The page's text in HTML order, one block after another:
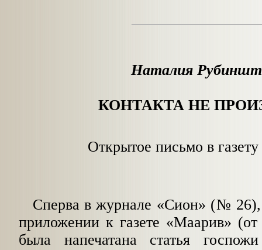
Наталия
КОНТАКТА НЕ
Открытое письмо в
Сперва в журнале «Сион» (№ 26),
приложе­нии к газете «Маарив»
была напечатана статья